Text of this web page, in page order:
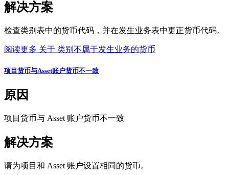
解决方案
检查类别表中的货币代码，并在发生业务表中更正货币代码。
阅读更多 关于 类别不属于发生业务的货币
项目货币与Asset账户货币不一致
原因
项目货币与 Asset 账户货币不一致
解决方案
请为项目和 Asset 账户设置相同的货币。